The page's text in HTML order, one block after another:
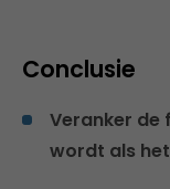
Conclusie
Veranker de
wordt als